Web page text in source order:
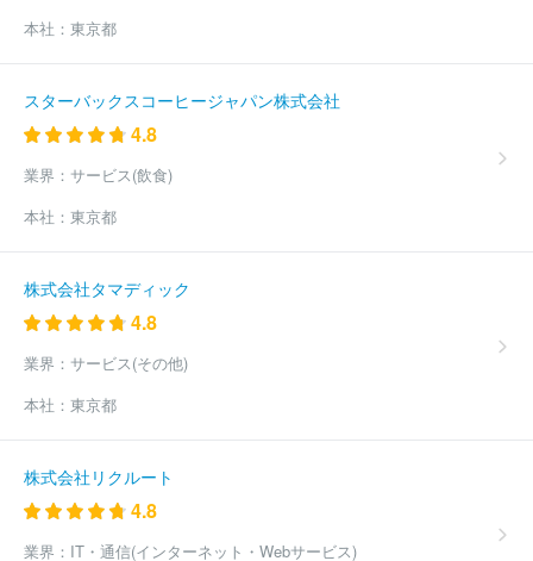
本社： 東京都
スターバックスコーヒージャパン株式会社
4.8
業界： サービス(飲食)
本社： 東京都
株式会社タマディック
4.8
業界： サービス(その他)
本社： 東京都
株式会社リクルート
4.8
業界： IT・通信(インターネット・Webサービス)